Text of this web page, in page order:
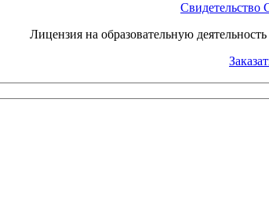
Лицензия на образовательную